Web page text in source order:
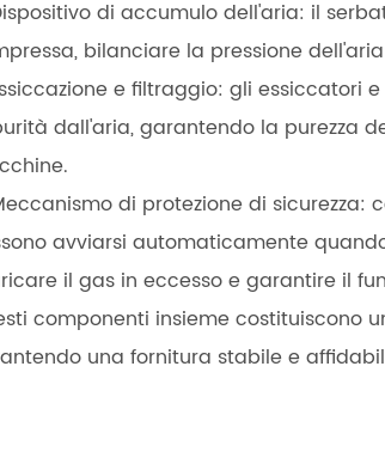
di accumulo dell'aria: il
bilanciare la pressione
e filtraggio: gli essiccatori
dall'aria, garantendo la purezza
di protezione di sicurezza:
avviarsi automaticamente
il gas in eccesso e garantire il
componenti insieme costituiscono
una fornitura stabile e